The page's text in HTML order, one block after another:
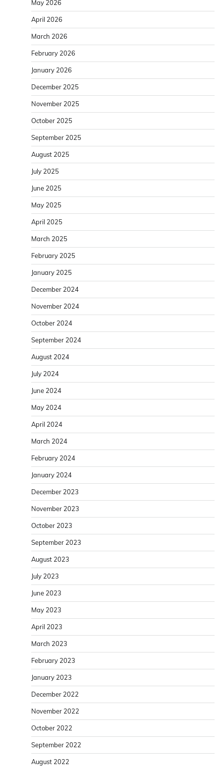
May 2026
April 2026
March 2026
February 2026
January 2026
December 2025
November 2025
October 2025
September 2025
August 2025
July 2025
June 2025
May 2025
April 2025
March 2025
February 2025
January 2025
December 2024
November 2024
October 2024
September 2024
August 2024
July 2024
June 2024
May 2024
April 2024
March 2024
February 2024
January 2024
December 2023
November 2023
October 2023
September 2023
August 2023
July 2023
June 2023
May 2023
April 2023
March 2023
February 2023
January 2023
December 2022
November 2022
October 2022
September 2022
August 2022